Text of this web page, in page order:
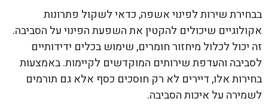
בבחירת שירות לפינוי אשפה, כדאי לשקול פתרונות
אקולוגיים שיכולים להקטין את השפעת הפינוי על הסביבה.
זה יכול לכלול מיחזור חומרים, שימוש בכלים ידידותיים
לסביבה והעדפת שירותים המוקדשים לקיימות. באמצעות
בחירות אלו, דיירים לא רק חוסכים כסף אלא גם תורמים
לשמירה על איכות הסביבה.